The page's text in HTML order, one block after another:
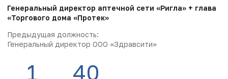
Генеральный директор аптечной сети «Ригла» + глава
«Торгового дома «Протек»
Предыдущая должность:
Генеральный директор ООО «Здравсити»
1 40